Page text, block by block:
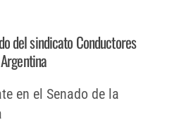
del sindicato Conductores
en el Senado de la